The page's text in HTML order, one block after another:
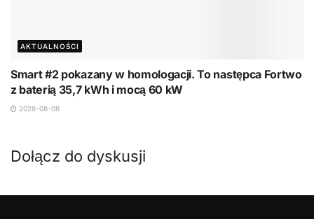
AKTUALNOŚCI
Smart #2 pokazany w homologacji. To następca Fortwo
z baterią 35,7 kWh i mocą 60 kW
2026-08-08
Dołącz do dyskusji